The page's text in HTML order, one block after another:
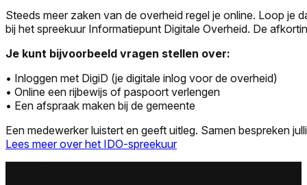
Steeds meer zaken van de overheid regel je online. Loop je
bij het spreekuur Informatiepunt Digitale Overheid. De
Je kunt bijvoorbeeld vragen stellen over:
• Inloggen met DigiD (je digitale inlog voor de overheid)
• Online een rijbewijs of paspoort verlengen
• Een afspraak maken bij de gemeente
Een medewerker luistert en geeft uitleg. Samen bespreken
Lees meer over het IDO-spreekuur